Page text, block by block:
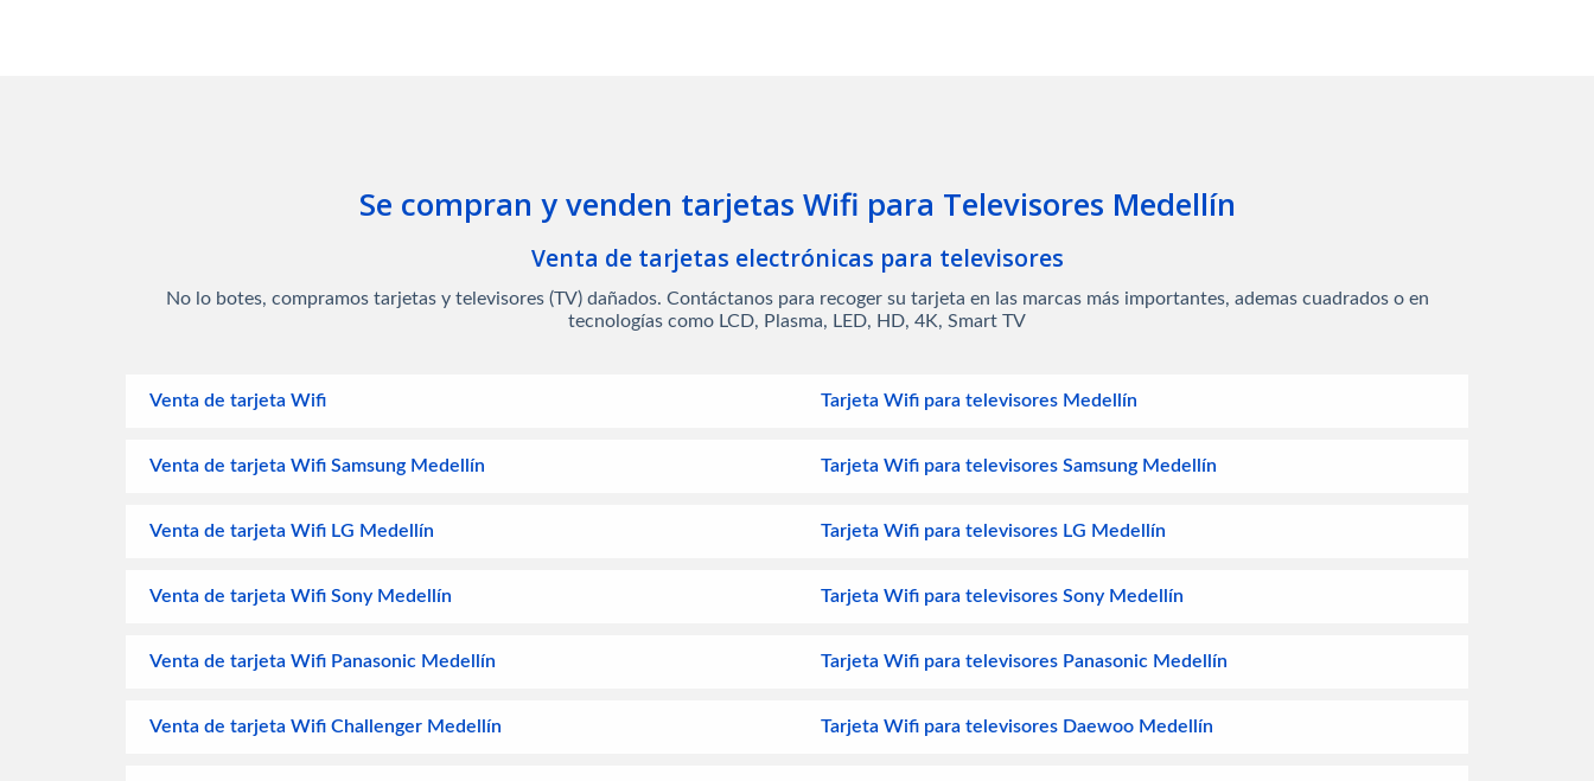
Se compran y venden tarjetas Wifi para Televisores Medellín
Venta de tarjetas electrónicas para televisores
No lo botes, compramos tarjetas y televisores (TV) dañados. Contáctanos para recoger su tarjeta en las marcas más importantes, ademas cuadrados o en
tecnologías como LCD, Plasma, LED, HD, 4K, Smart TV
Venta de tarjeta Wifi
Venta de tarjeta Wifi Samsung Medellín
Venta de tarjeta Wifi LG Medellín
Venta de tarjeta Wifi Sony Medellín
Venta de tarjeta Wifi Panasonic Medellín
Venta de tarjeta Wifi Challenger Medellín
Tarjeta Wifi para televisores Medellín
Tarjeta Wifi para televisores Samsung Medellín
Tarjeta Wifi para televisores LG Medellín
Tarjeta Wifi para televisores Sony Medellín
Tarjeta Wifi para televisores Panasonic Medellín
Tarjeta Wifi para televisores Daewoo Medellín